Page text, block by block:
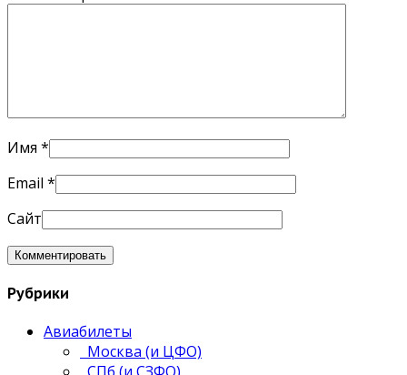
Имя *
Email *
Сайт
Рубрики
Авиабилеты
Москва (и ЦФО)